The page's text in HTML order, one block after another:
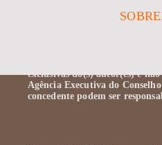
SOBRE
exclusivas do(s) autor(es) e
Agência Executiva do
concedente podem ser